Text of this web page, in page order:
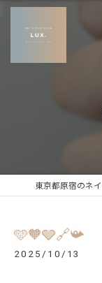
🩵🧡🩶🔗📯
2025/10/13